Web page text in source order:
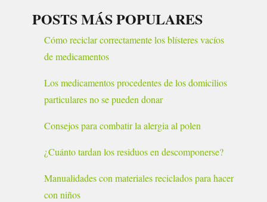
POSTS MÁS POPULARES
Cómo reciclar correctamente los blísteres vacíos
de medicamentos
Los medicamentos procedentes de los domicilios
particulares no se pueden donar
Consejos para combatir la alergia al polen
¿Cuánto tardan los residuos en descomponerse?
Manualidades con materiales reciclados para hacer
con niños